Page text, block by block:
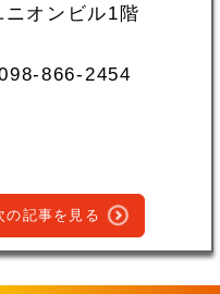
ニオンビル1階
の記事を見る